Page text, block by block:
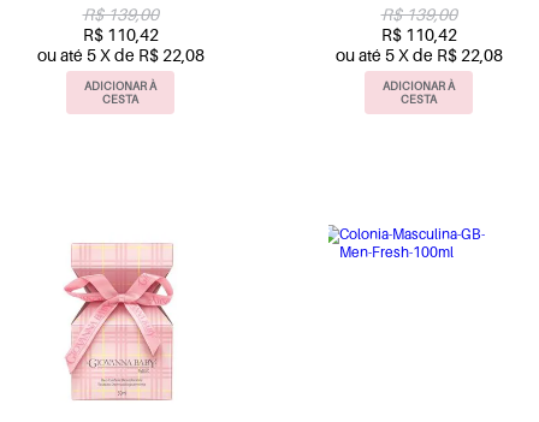
R$ 139,00
R$ 110,42
ou até 5 X de R$ 22,08
ADICIONAR À
CESTA
R$ 139,00
R$ 110,42
ou até 5 X de R$ 22,08
ADICIONAR À
CESTA